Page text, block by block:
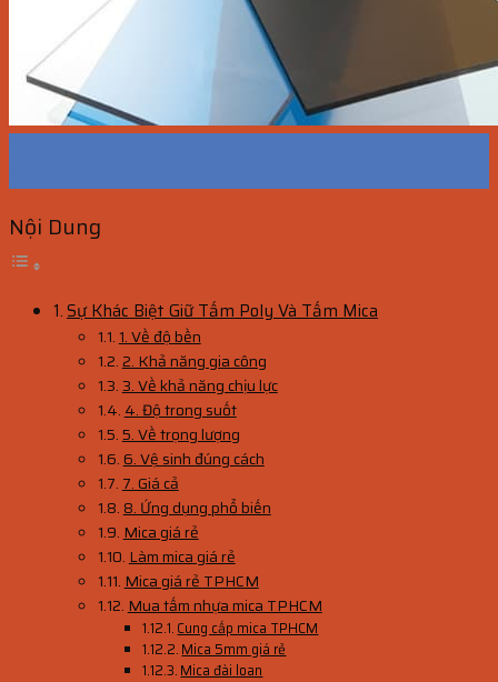
Nội Dung
Sự Khác Biệt Giữ Tấm Poly Và Tấm Mica
1. Về độ bền
2. Khả năng gia công
3. Về khả năng chịu lực
4. Độ trong suốt
5. Về trọng lượng
6. Vệ sinh đúng cách
7. Giá cả
8. Ứng dụng phổ biến
Mica giá rẻ
Làm mica giá rẻ
Mica giá rẻ TPHCM
Mua tấm nhựa mica TPHCM
Cung cấp mica TPHCM
Mica 5mm giá rẻ
Mica đài loan